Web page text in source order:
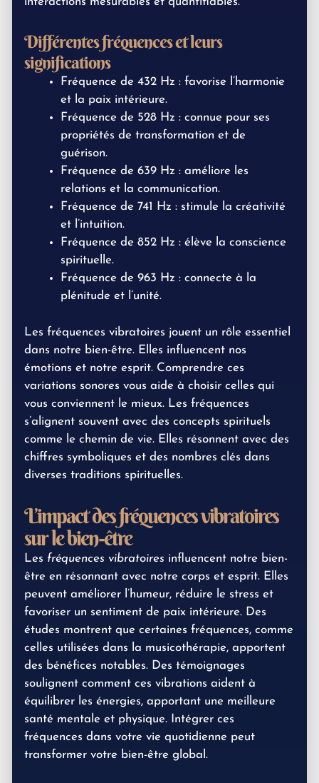
Différentes fréquences et leurs
significations
Fréquence de 432 Hz : favorise l’harmonie
et la paix intérieure.
Fréquence de 528 Hz : connue pour ses
propriétés de transformation et de
guérison.
Fréquence de 639 Hz : améliore les
relations et la communication.
Fréquence de 741 Hz : stimule la créativité
et l’intuition.
Fréquence de 852 Hz : élève la conscience
spirituelle.
Fréquence de 963 Hz : connecte à la
plénitude et l’unité.
Les fréquences vibratoires jouent un rôle essentiel
dans notre bien-être. Elles influencent nos
émotions et notre esprit. Comprendre ces
variations sonores vous aide à choisir celles qui
vous conviennent le mieux. Les fréquences
s’alignent souvent avec des concepts spirituels
comme le chemin de vie. Elles résonnent avec des
chiffres symboliques et des nombres clés dans
diverses traditions spirituelles.
L’impact des fréquences vibratoires
sur le bien-être
Les fréquences vibratoires influencent notre bien-
être en résonnant avec notre corps et esprit. Elles
peuvent améliorer l’humeur, réduire le stress et
favoriser un sentiment de paix intérieure. Des
études montrent que certaines fréquences, comme
celles utilisées dans la musicothérapie, apportent
des bénéfices notables. Des témoignages
soulignent comment ces vibrations aident à
équilibrer les énergies, apportant une meilleure
santé mentale et physique. Intégrer ces
fréquences dans votre vie quotidienne peut
transformer votre bien-être global.